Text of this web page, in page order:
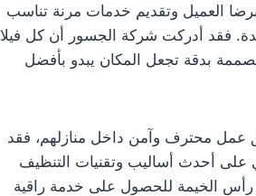
العميل وتقديم خدمات مرنة تناسب
فقد أدركت شركة الجسور أن كل فيلا
بدقة تجعل المكان يبدو بأفضل
عمل محترف وآمن داخل منازلهم، فقد
على أحدث أساليب وتقنيات التنظيف
رأس الخيمة للحصول على خدمة راقية